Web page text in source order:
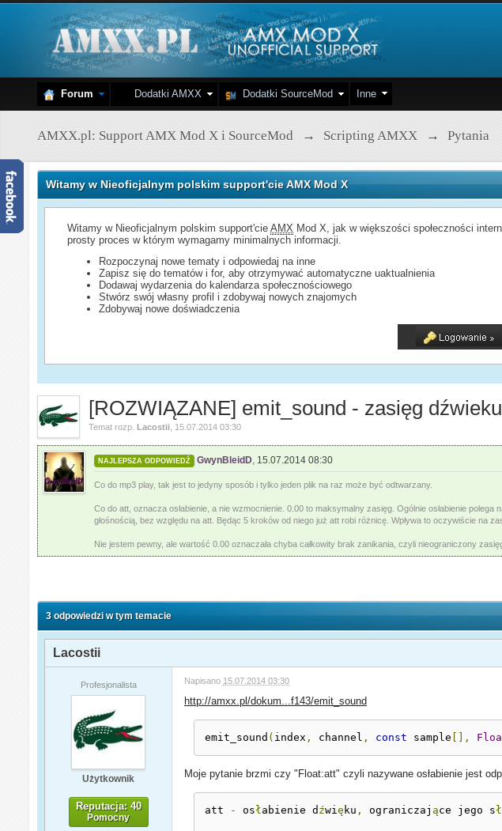
Forum Dodatki AMXX Dodatki SourceMod Inne
AMXX.pl: Support AMX Mod X i SourceMod → Scripting AMXX → Pytania
Witamy w Nieoficjalnym polskim support'cie AMX Mod X
Witamy w Nieoficjalnym polskim support'cieAMX Mod X, jak w większości społeczności
prosty proces w którym wymagamy minimalnych informacji.
Rozpoczynaj nowe tematy i odpowiedaj na inne
Zapisz się do tematów i for, aby otrzymywać automatyczne uaktualnienia
Dodawaj wydarzenia do kalendarza społecznościowego
Stwórz swój własny profil i zdobywaj nowych znajomych
Zdobywaj nowe doświadczenia
[ROZWIĄZANE] emit_sound - zasięg
Temat rozp.Lacostii 15.07.2014 03:30
NAJLEPSZA ODPOWIEDŹ GwynBleidD 15.07.2014 08:30
Co do mp3 play, tak jest to jedyny sposób i tylko jeden plik na raz może być odtwarzany.
Co do att, oznacza osłabienie, a nie wzmocnienie. 0.00 to maksymalny zasięg. Ogólnie osłabienie
głośnością, bez względu na att. Będąc 5 kroków od niego już att robi różnicę. Wpływa to oczywiście na
Nie jestem pewny, ale wartość 0.00 oznaczała chyba całkowity brak zanikania, czyli nieograniczony
3 odpowiedzi w tym temacie
Lacostii
Profesjonalista
Użytkownik
Reputacja: 40
Pomocny
Napisano 15.07.2014 03:30
http://amxx.pl/dokum...f143/emit_sound
emit_sound ( index , channel , const sample [],
Moje pytanie brzmi czy "Float:att" czyli nazywane osłabienie jest
att - osłabienie d źwię ku , ograniczaj ące jego sł